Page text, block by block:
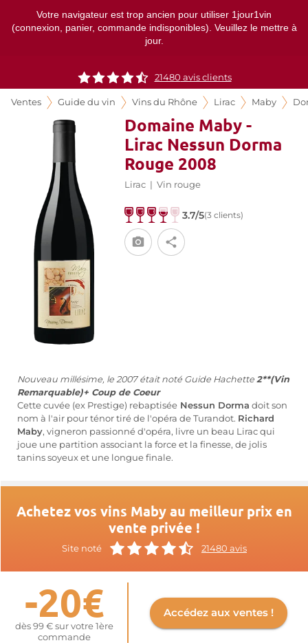
Votre navigateur est trop ancien pour utiliser 1jour1vin
(connexion, panier, commande indisponibles). Veuillez le mettre à
jour.
21480 avis clients
Ventes Guide du vin Vins du Rhône Lirac Maby
Domaine Maby -
Lirac Nessun Dorma
Rouge 2008
Lirac | Vin rouge
3.7/5(3 clients)
Nouveau millésime, le 2007 était noté Guide Hachette 2**(Vin
Remarquable)+ Coup de Coeur
Cette cuvée (ex Prestige) rebaptisée Nessun Dorma doit son
nom à l'air pour ténor tiré de l'opéra de Turandot. Richard
Maby, vigneron passionné d'opéra, livre un beau Lirac qui
joue une partition associant la force et la finesse, de jolis
tanins soyeux et une longue finale.
Achetez vos vins Maby au meilleur prix en
vente privée !
Site noté 21480 avis
-20€
dès 99 € sur votre 1ère
commande
Accédez aux ventes !